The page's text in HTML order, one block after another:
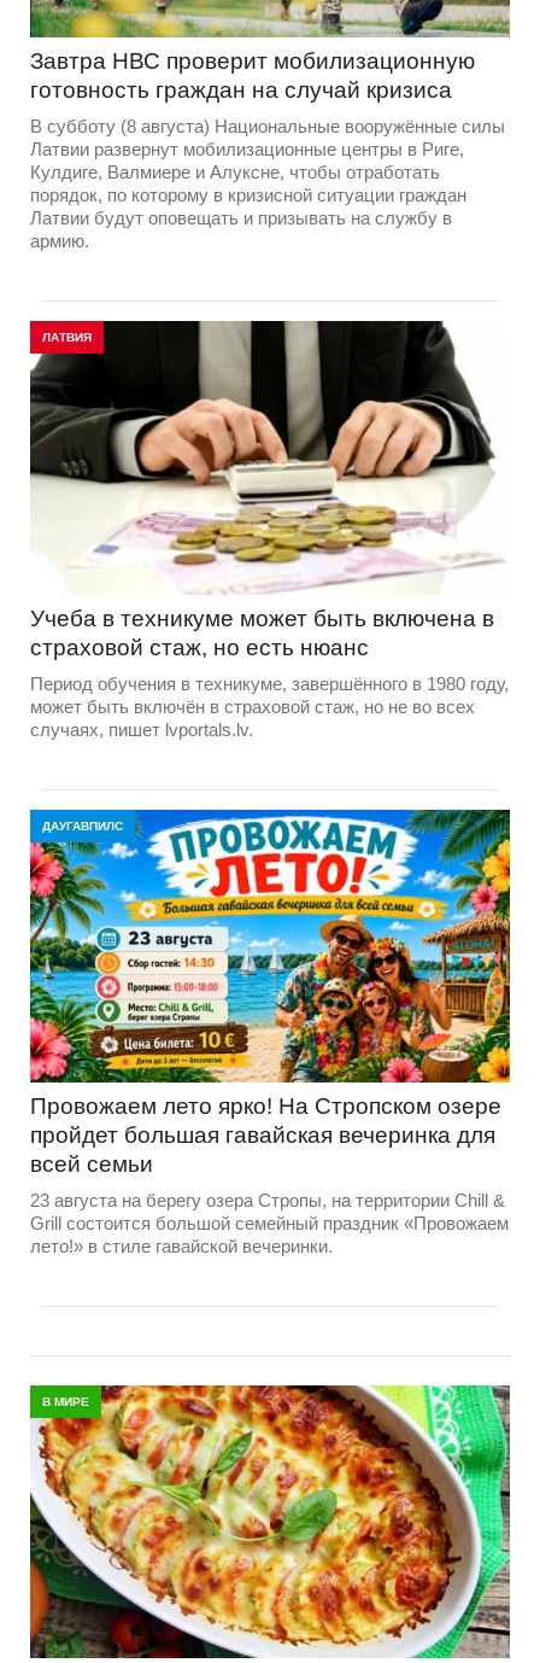
Завтра НВС проверит мобилизационную
готовность граждан на случай кризиса
В субботу (8 августа) Национальные вооружённые силы
Латвии развернут мобилизационные центры в Риге,
Кулдиге, Валмиере и Алуксне, чтобы отработать
порядок, по которому в кризисной ситуации граждан
Латвии будут оповещать и призывать на службу в
армию.
ЛАТВИЯ
Учеба в техникуме может быть включена в
страховой стаж, но есть нюанс
Период обучения в техникуме, завершённого в 1980 году,
может быть включён в страховой стаж, но не во всех
случаях, пишет lvportals.lv.
ДАУГАВПИЛС
Провожаем лето ярко! На Стропском озере
пройдет большая гавайская вечеринка для
всей семьи
23 августа на берегу озера Стропы, на территории Chill &
Grill состоится большой семейный праздник «Провожаем
лето!» в стиле гавайской вечеринки.
В МИРЕ